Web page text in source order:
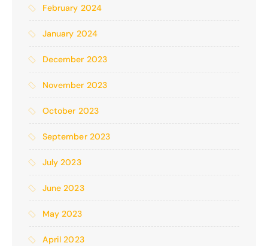
February 2024
January 2024
December 2023
November 2023
October 2023
September 2023
July 2023
June 2023
May 2023
April 2023